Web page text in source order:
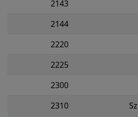
2143
2144
2220
2225
2300
2310